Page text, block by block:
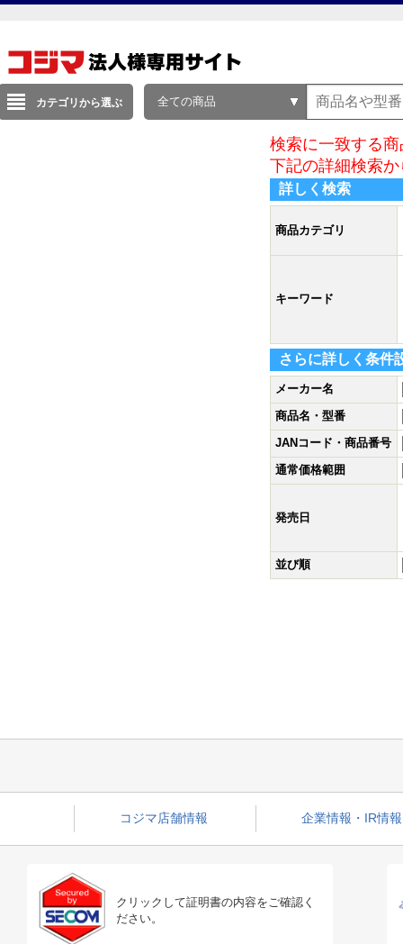
カテゴリから選ぶ 全ての商品
検索に一致する
下記の詳細検索
詳しく検索
商品カテゴリ
キーワード
さらに詳しく条件
メーカー名
商品名・型番
JANコード・商品番号
通常価格範囲
発売日
並び順
コジマ店舗情報 企業情報・IR情報
クリックして証明書の内容をご確認く
ださい。